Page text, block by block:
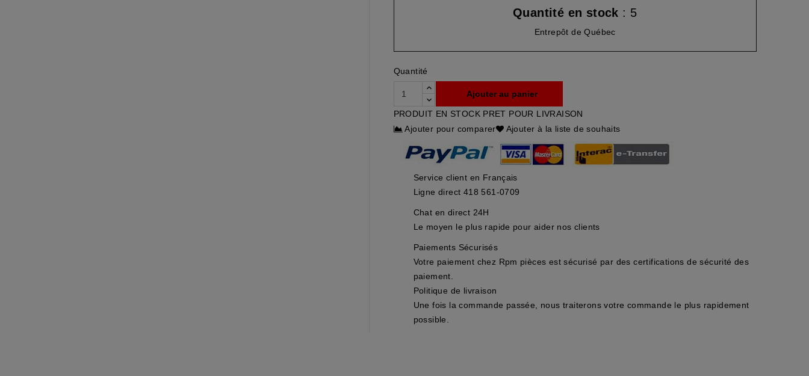
Quantité en stock : 5
Entrepôt de Québec
Quantité
Ajouter au panier
PRODUIT EN STOCK PRET POUR LIVRAISON
Ajouter pour comparer
Ajouter à la liste de souhaits
Service client en Français
Ligne direct 418 561-0709
Chat en direct 24H
Le moyen le plus rapide pour aider nos clients
Paiements Sécurisés
Votre paiement chez Rpm pièces est sécurisé par des certifications de sécurité des
paiement.
Politique de livraison
Une fois la commande passée, nous traiterons votre commande le plus rapidement
possible.